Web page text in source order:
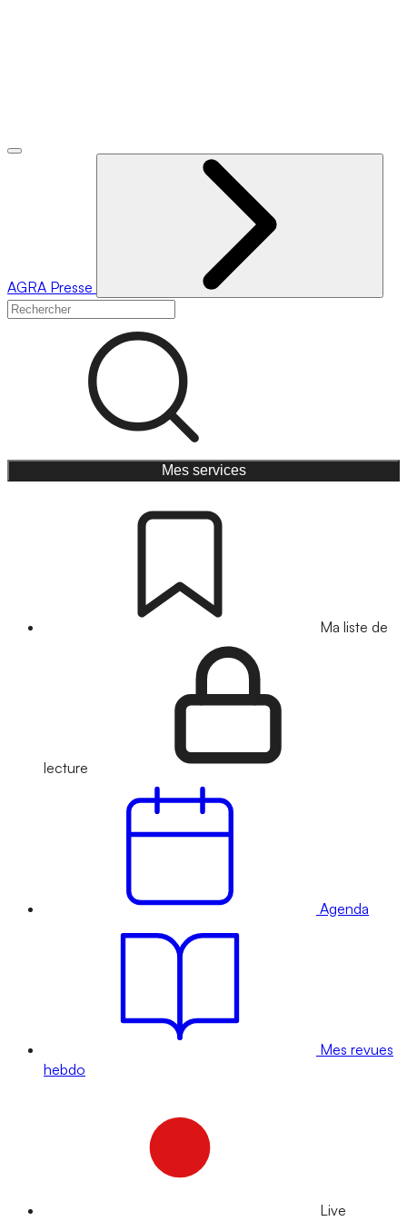
AGRA Presse
Mes services
Ma liste de
lecture
Agenda
Mes revues
hebdo
Live